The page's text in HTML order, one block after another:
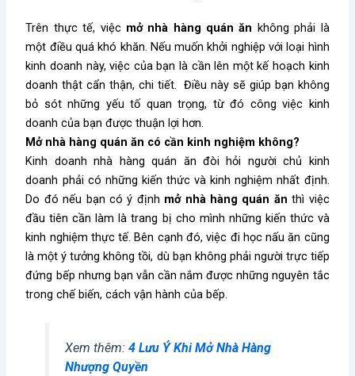
Trên thực tế, việc mở nhà hàng quán ăn không phải là
một điều quá khó khăn. Nếu muốn khởi nghiệp với loại hình
kinh doanh này, việc của bạn là cần lên một kế hoạch kinh
doanh thật cẩn thận, chi tiết. Điều này sẽ giúp bạn không
bỏ sót những yếu tố quan trọng, từ đó công việc kinh
doanh của bạn được thuận lợi hơn.
Mở nhà hàng quán ăn có cần kinh nghiệm không?
Kinh doanh nhà hàng quán ăn đòi hỏi người chủ kinh
doanh phải có những kiến thức và kinh nghiệm nhất định.
Do đó nếu bạn có ý định mở nhà hàng quán ăn thì việc
đầu tiên cần làm là trang bị cho mình những kiến thức và
kinh nghiệm thực tế. Bên cạnh đó, việc đi học nấu ăn cũng
là một ý tưởng không tồi, dù bạn không phải người trực tiếp
đứng bếp nhưng bạn vẫn cần nắm được những nguyên tắc
trong chế biến, cách vận hành của bếp.
Xem thêm: 4 Lưu Ý Khi Mở Nhà Hàng
Nhượng Quyền